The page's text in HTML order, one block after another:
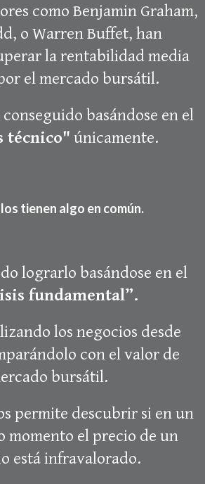
como Benjamin Graham,
o Warren Buffet, han
la rentabilidad media
el mercado bursátil.
basándose en el
técnico" únicamente.
tienen algo en común.
lograrlo basándose en el
fundamental”.
los negocios desde
con el valor de
bursátil.
permite descubrir si en un
momento el precio de un
está infravalorado.